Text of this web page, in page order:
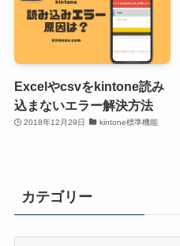
Excelやcsvをkintone読み
込まないエラー解決方法
2018年12月29日 kintone標準機能
カテゴリー